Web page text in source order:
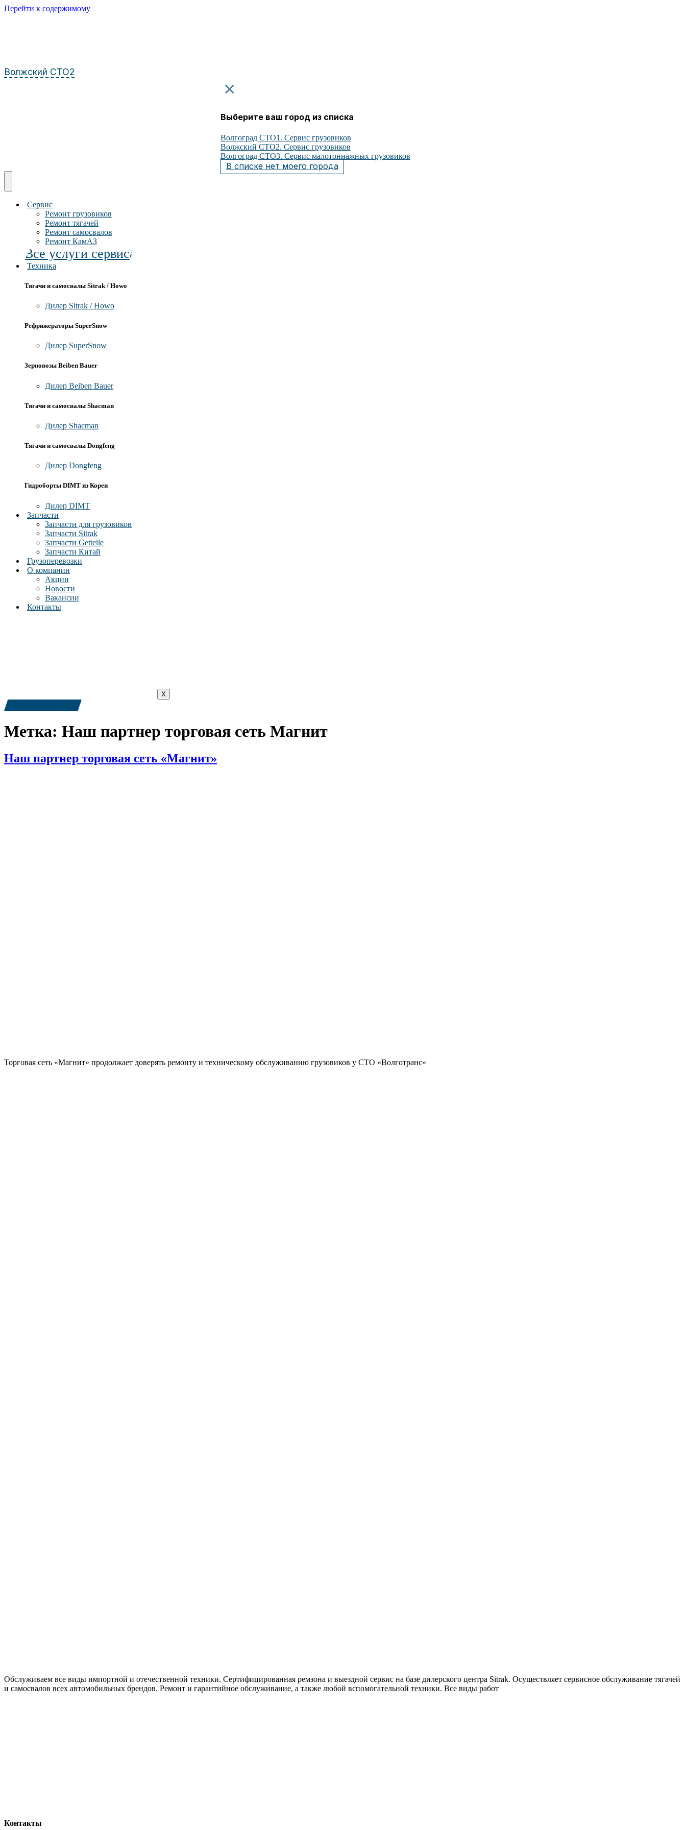
Перейти к содержимому
Волжский СТО2
×
Выберите ваш город из списка
Волгоград СТО1. Сервис грузовиков
Волжский СТО2. Сервис грузовиков
Волгоград СТО3. Сервис малотоннажных грузовиков
В списке нет моего города
Сервис
Ремонт грузовиков
Ремонт тягачей
Ремонт самосвалов
Ремонт КамАЗ
Все услуги сервиса
Техника
Тягачи и самосвалы Sitrak / Howo
Дилер Sitrak / Howo
Рефрижераторы SuperSnow
Дилер SuperSnow
Зерновозы Beiben Bauer
Дилер Beiben Bauer
Тягачи и самосвалы Shacman
Дилер Shacman
Тягачи и самосвалы Dongfeng
Дилер Dongfeng
Гидроборты DIMT из Кореи
Дилер DIMT
Запчасти
Запчасти для грузовиков
Запчасти Sitrak
Запчасти Getteile
Запчасти Китай
Грузоперевозки
О компании
Акции
Новости
Вакансии
Контакты
X
+7 (909) 380-4040
Метка: Наш партнер торговая сеть Магнит
Наш партнер торговая сеть «Магнит»
Торговая сеть «Магнит» продолжает доверять ремонту и техническому обслуживанию грузовиков у СТО «Волготранс»
Обслуживаем все виды импортной и отечественной техники. Сертифицированная ремзона и выездной сервис на базе дилерского центра Sitrak. Осуществляет сервисное обслуживание тягачей
и самосвалов всех автомобильных брендов. Ремонт и гарантийное обслуживание, а также любой вспомогательной техники. Все виды работ
Контакты